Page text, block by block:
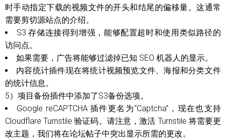
时手动指定下载的视频文件的开头和结尾的偏移量。这通常
需要剪切源站点的介绍。
S3 存储连接得到增强，能够配置超时和使用类似路径的
访问点。
如果需要，广告将能够过滤掉已知 SEO 机器人的显示。
内容统计插件现在将统计视频预览文件、海报和分类文件
的统计信息。
5）项目备份插件中添加了S3备份选项。
Google reCAPTCHA 插件更名为“Captcha”，现在也支持
Cloudflare Turnstile 验证码。请注意，激活 Turnstile 将需要更
改主题，我们将在论坛帖子中突出显示所需的更改。